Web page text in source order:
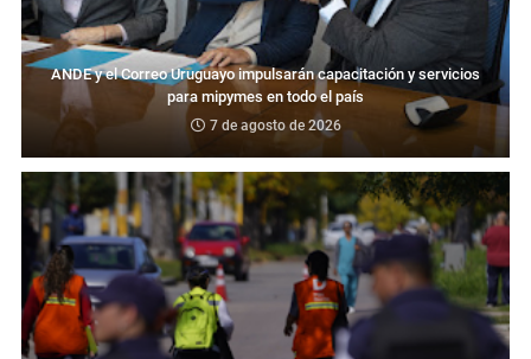
ANDE y el Correo Uruguayo impulsarán capacitación y servicios
para mipymes en todo el país
7 de agosto de 2026